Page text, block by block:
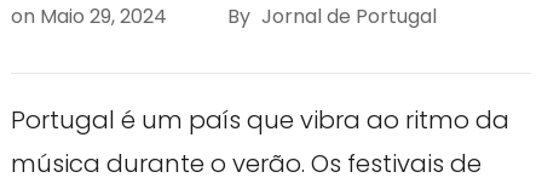
on Maio 29, 2024 By Jornal de Portugal
Portugal é um país que vibra ao ritmo da
música durante o verão. Os festivais de